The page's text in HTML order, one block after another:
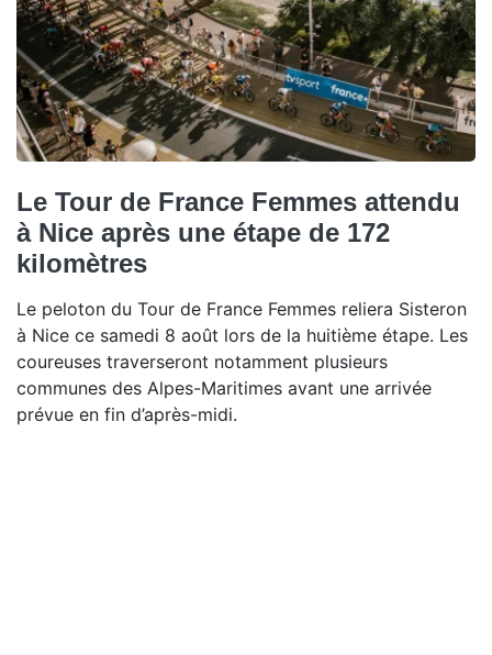
Le Tour de France Femmes attendu
à Nice après une étape de 172
kilomètres
Le peloton du Tour de France Femmes reliera Sisteron
à Nice ce samedi 8 août lors de la huitième étape. Les
coureuses traverseront notamment plusieurs
communes des Alpes-Maritimes avant une arrivée
prévue en fin d’après-midi.